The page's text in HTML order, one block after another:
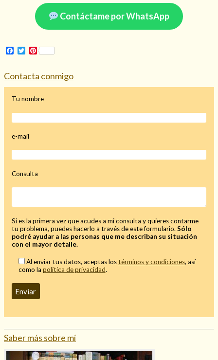
Tu consulta al tarot
Alejamiento
(208)
Cartomancia(117)
Hechizo de amor(593)
Rituales
Mi rincón
Mis libros favoritos
Contáctame por WhatsApp
Facebook
Twitter
Pinterest
Contacta conmigo
Tu nombre
e-mail
Consulta
Si es la primera vez que acudes a mi consulta y quieres contarme
tu problema, puedes hacerlo a través de este formulario.Sólo
podré ayudar a las personas que me describan su situación
con el mayor detalle.
Al enviar tus datos, aceptas lostérminos y condiciones, así
como la política de privacidad.
Saber más sobre mí